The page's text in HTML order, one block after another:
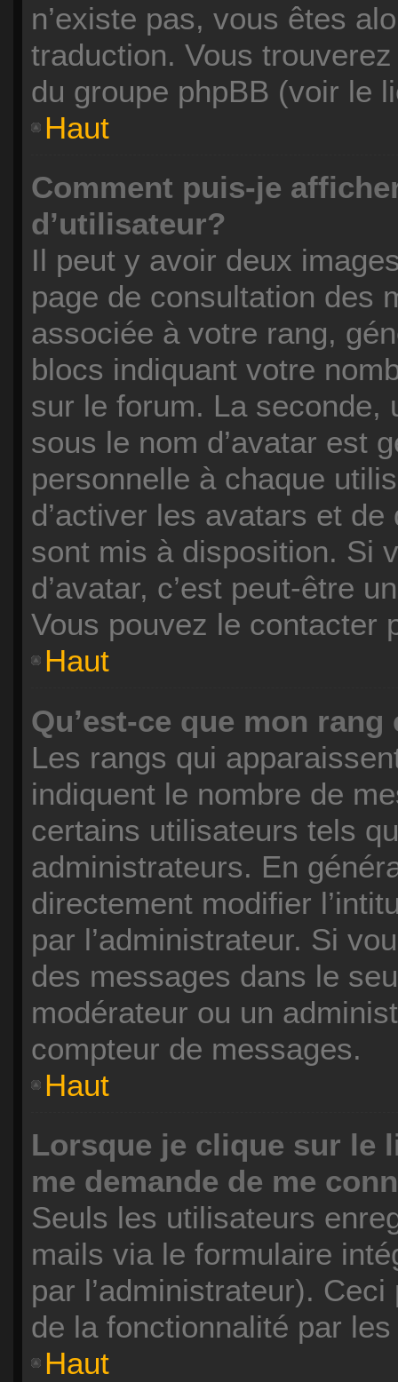
n’existe pas, vous êtes
traduction. Vous
du groupe phpBB (voir le
Haut
Comment puis-je
d’utilisateur?
Il peut y avoir deux
page de consultation des
associée à votre rang,
blocs indiquant votre
sur le forum. La seconde,
sous le nom d’avatar est
personnelle à chaque
d’activer les avatars et
sont mis à disposition. Si
d’avatar, c’est peut-être
Vous pouvez le contacter
Haut
Qu’est-ce que mon
Les rangs qui
indiquent le nombre de
certains utilisateurs tels
administrateurs. En
directement modifier
par l’administrateur. Si
des messages dans le
modérateur ou un
compteur de messages.
Haut
Lorsque je clique sur le
me demande de me
Seuls les utilisateurs
mails via le formulaire
par l’administrateur).
de la fonctionnalité par
Haut